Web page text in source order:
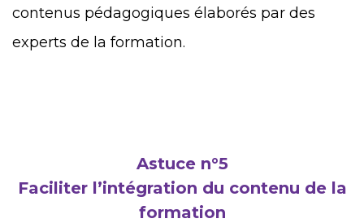
contenus pédagogiques élaborés par des
experts de la formation.
Astuce n°5
Faciliter l’intégration du contenu de la
formation